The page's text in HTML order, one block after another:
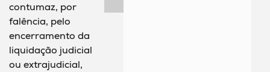
contumaz, por
falência, pelo
encerramento da
liquidação judicial
ou extrajudicial,